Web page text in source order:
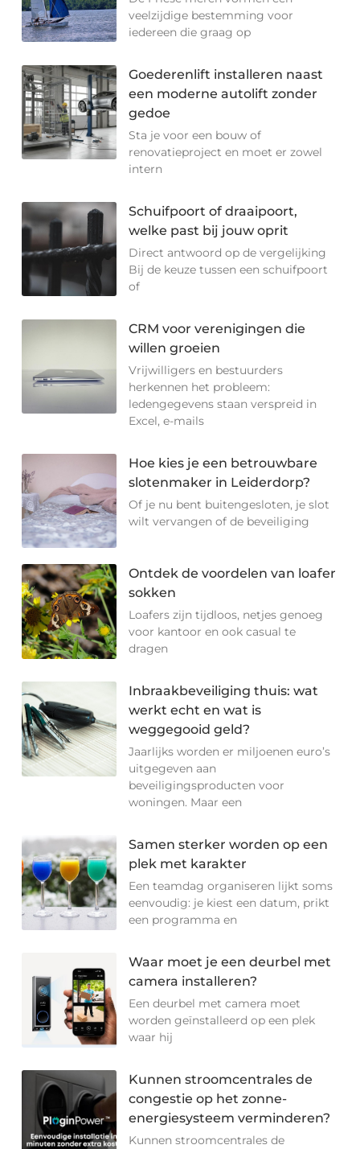
veelzijdige bestemming voor
iedereen die graag op
Goederenlift installeren naast
een moderne autolift zonder
gedoe
Sta je voor een bouw of
renovatieproject en moet er zowel
intern
Schuifpoort of draaipoort,
welke past bij jouw oprit
Direct antwoord op de vergelijking
Bij de keuze tussen een schuifpoort
of
CRM voor verenigingen die
willen groeien
Vrijwilligers en bestuurders
herkennen het probleem:
ledengegevens staan verspreid in
Excel, e-mails
Hoe kies je een betrouwbare
slotenmaker in Leiderdorp?
Of je nu bent buitengesloten, je slot
wilt vervangen of de beveiliging
Ontdek de voordelen van loafer
sokken
Loafers zijn tijdloos, netjes genoeg
voor kantoor en ook casual te
dragen
Inbraakbeveiliging thuis: wat
werkt echt en wat is
weggegooid geld?
Jaarlijks worden er miljoenen euro’s
uitgegeven aan
beveiligingsproducten voor
woningen. Maar een
Samen sterker worden op een
plek met karakter
Een teamdag organiseren lijkt soms
eenvoudig: je kiest een datum, prikt
een programma en
Waar moet je een deurbel met
camera installeren?
Een deurbel met camera moet
worden geïnstalleerd op een plek
waar hij
Kunnen stroomcentrales de
congestie op het zonne-
energiesysteem verminderen?
Kunnen stroomcentrales de